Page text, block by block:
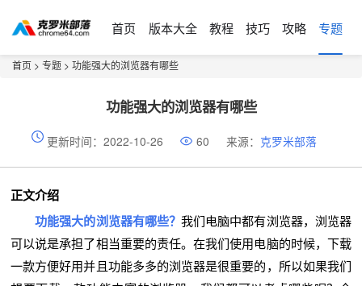
首页 版本大全 教程 技巧 攻略 专题
首页 > 专题 > 功能强大的浏览器有哪些
功能强大的浏览器有哪些
更新时间：2022-10-26 60 来源： 克罗米部落
正文介绍
功能强大的浏览器有哪些？我们电脑中都有浏览器，浏览器
可以说是承担了相当重要的责任。在我们使用电脑的时候，下载
一款方便好用并且功能多多的浏览器是很重要的，所以如果我们